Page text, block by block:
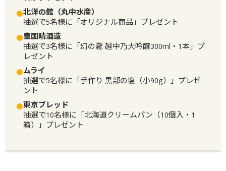
北洋の館（丸中水産）
抽選で5名様に「オリジナル商品」プレゼント
皇国晴酒造
抽選で3名様に「幻の瀧 越中乃大吟醸300ml・1本」プ
レゼント
ムライ
抽選で5名様に「手作り 黒部の塩（小90g）」プレゼ
ント
東京ブレッド
抽選で10名様に「北海道クリームパン（10個入・1
箱）」プレゼント